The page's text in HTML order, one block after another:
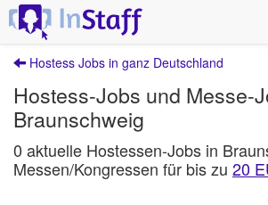
Hostess Jobs in ganz Deutschland
Hostess-Jobs und Messe-
Braunschweig
0 aktuelle Hostessen-Jobs in
Messen/Kongressen für bis zu 20